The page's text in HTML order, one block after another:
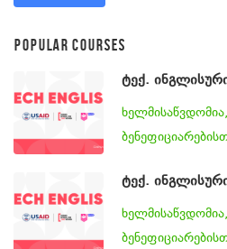
POPULAR COURSES
ტექ.
ტექ.